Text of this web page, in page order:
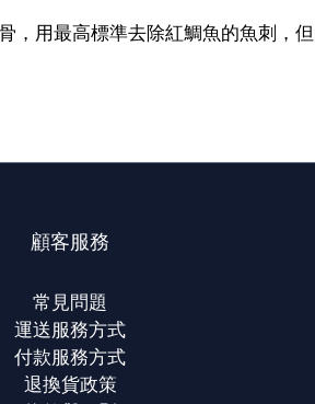
，用最高標準去除紅鯛魚的魚刺，
顧客服務
常見問題
運送服務方式
付款服務方式
退換貨政策